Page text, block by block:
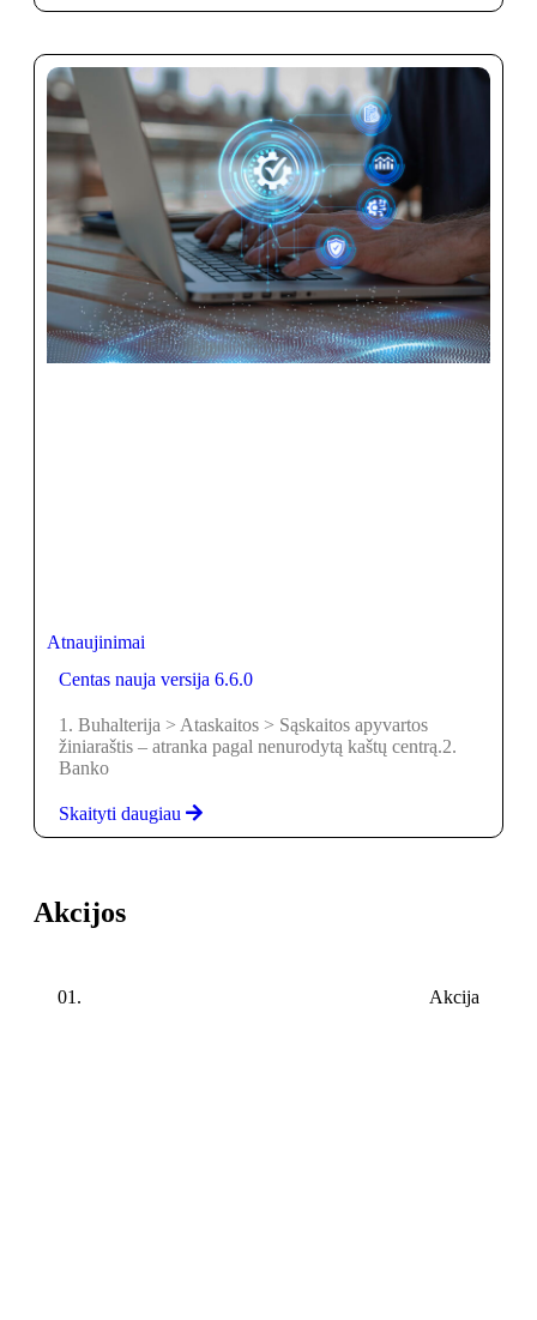
Atnaujinimai
Centas nauja versija 6.6.0
1. Buhalterija > Ataskaitos > Sąskaitos apyvartos
žiniaraštis – atranka pagal nenurodytą kaštų centrą.2.
Banko
Skaityti daugiau
Akcijos
01. Akcija